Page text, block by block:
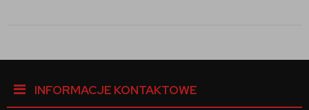
INFORMACJE KONTAKTOWE